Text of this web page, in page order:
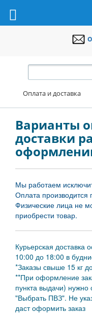
Оплата и доставка
Варианты
доставки
Мы работаем
Оплата производится
Физические лица не
приобрести товар.
Курьерская доставка
10:00 до 18:00 в
*Заказы свыше 15 кг
**При оформление
пункта выдачи) нужно
"Выбрать ПВЗ". Не
даст оформить заказ